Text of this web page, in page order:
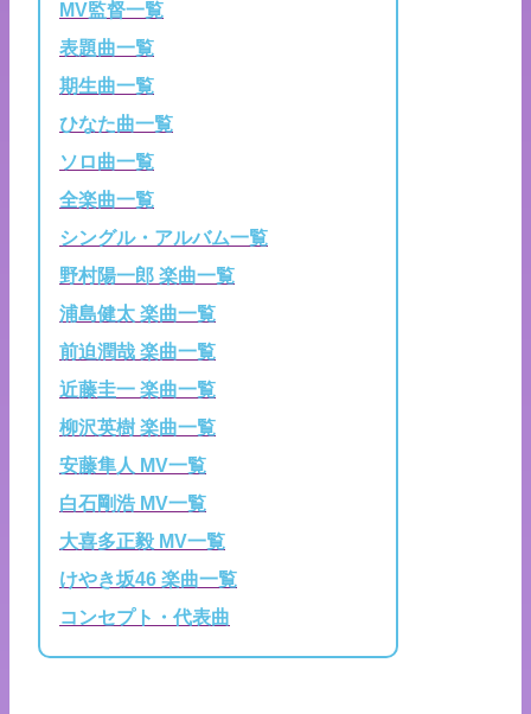
MV監督一覧
表題曲一覧
期生曲一覧
ひなた曲一覧
ソロ曲一覧
全楽曲一覧
シングル・アルバム一覧
野村陽一郎 楽曲一覧
浦島健太 楽曲一覧
前迫潤哉 楽曲一覧
近藤圭一 楽曲一覧
柳沢英樹 楽曲一覧
安藤隼人 MV一覧
白石剛浩 MV一覧
大喜多正毅 MV一覧
けやき坂46 楽曲一覧
コンセプト・代表曲